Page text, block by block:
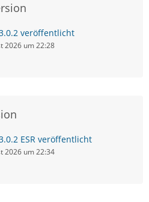
veröffentlicht
2026 um 22:28
ESR veröffentlicht
2026 um 22:34